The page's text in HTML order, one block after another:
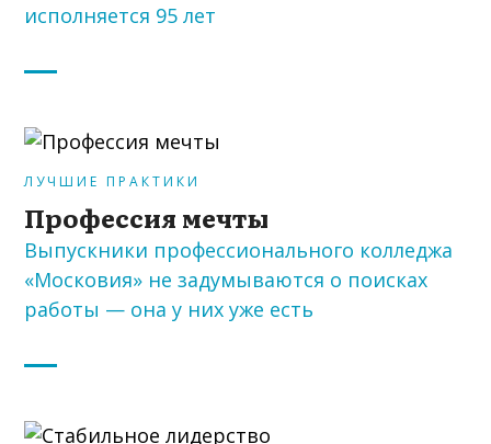
исполняется 95 лет
ЛУЧШИЕ ПРАКТИКИ
Профессия мечты
Выпускники профессионального колледжа
«Московия» не задумываются о поисках
работы — она у них уже есть